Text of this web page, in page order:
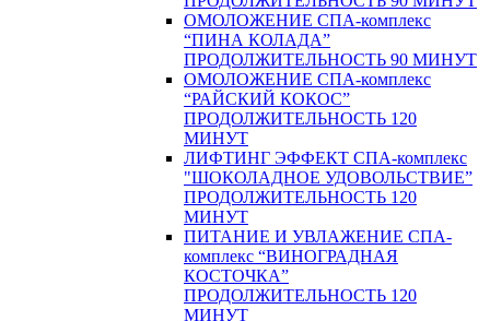
ОМОЛОЖЕНИЕ СПА-комплекс
“ПИНА КОЛАДА”
ПРОДОЛЖИТЕЛЬНОСТЬ 90 МИНУТ
ОМОЛОЖЕНИЕ СПА-комплекс
“РАЙСКИЙ КОКОС”
ПРОДОЛЖИТЕЛЬНОСТЬ 120
МИНУТ
ЛИФТИНГ ЭФФЕКТ СПА-комплекс
"ШОКОЛАДНОЕ УДОВОЛЬСТВИЕ”
ПРОДОЛЖИТЕЛЬНОСТЬ 120
МИНУТ
ПИТАНИЕ И УВЛАЖЕНИЕ СПА-
комплекс “ВИНОГРАДНАЯ
КОСТОЧКА”
ПРОДОЛЖИТЕЛЬНОСТЬ 120
МИНУТ